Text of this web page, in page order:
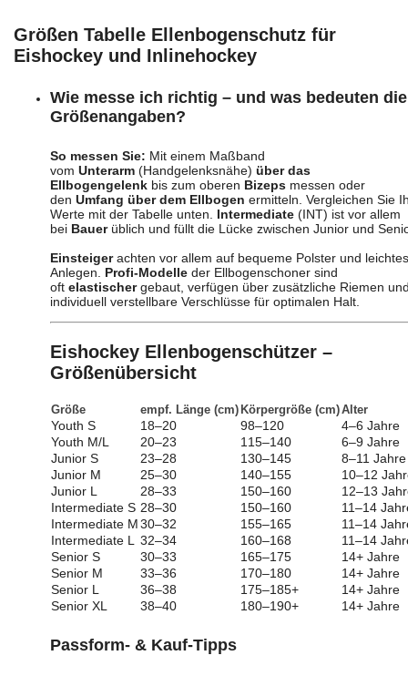
Größen Tabelle Ellenbogenschutz für
Eishockey und Inlinehockey
Wie messe ich richtig – und was bedeuten die
Größenangaben?
So messen Sie: Mit einem Maßband
vom Unterarm (Handgelenksnähe) über das
Ellbogengelenk bis zum oberen Bizeps messen oder
den Umfang über dem Ellbogen ermitteln. Vergleichen Sie
Werte mit der Tabelle unten. Intermediate (INT) ist vor allem
bei Bauerüblich und füllt die Lücke zwischen Junior und
Einsteigerachten vor allem auf bequeme Polster und leichtes
Anlegen. Profi-Modelle der Ellbogenschoner sind
oft elastischergebaut, verfügen über zusätzliche Riemen
individuell verstellbare Verschlüsse für optimalen Halt.
Eishockey Ellenbogenschützer –
Größenübersicht
Größe empf. Länge (cm) Körpergröße (cm)Alter
Youth S 18–20 98–120
4–6 Jahre
Youth M/L
20–23 115–140
6–9 Jahre
Junior S
23–28 130–145
8–11 Jahre
Junior M
25–30 140–155
10–12
Junior L
28–33 150–160
12–13
Intermediate S 28–30 150–160
11–14
Intermediate M30–32 155–165
11–14
Intermediate L 32–34 160–168
11–14
Senior S
30–33 165–175
14+ Jahre
Senior M
33–36 170–180
14+ Jahre
Senior L
36–38 175–185+
14+ Jahre
Senior XL
38–40 180–190+ 14+ Jahre
Passform- & Kauf-Tipps